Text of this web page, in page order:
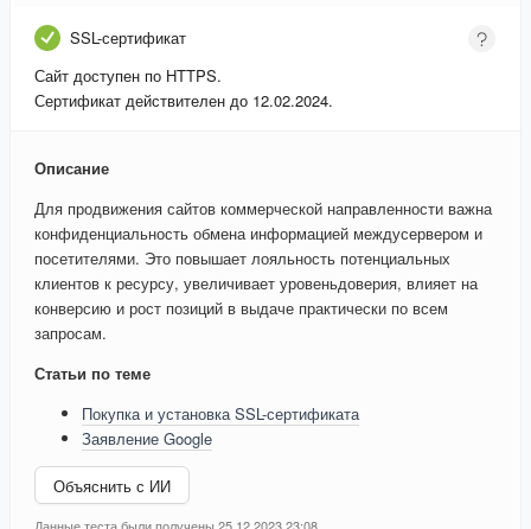
SSL-сертификат
Сайт доступен по HTTPS.
Сертификат действителен до 12.02.2024.
Описание
Для продвижения сайтов коммерческой направленности важна
конфиденциальность обмена информацией междусервером и
посетителями. Это повышает лояльность потенциальных
клиентов к ресурсу, увеличивает уровеньдоверия, влияет на
конверсию и рост позиций в выдаче практически по всем
запросам.
Статьи по теме
Покупка и установка SSL-сертификата
Заявление Google
Объяснить с ИИ